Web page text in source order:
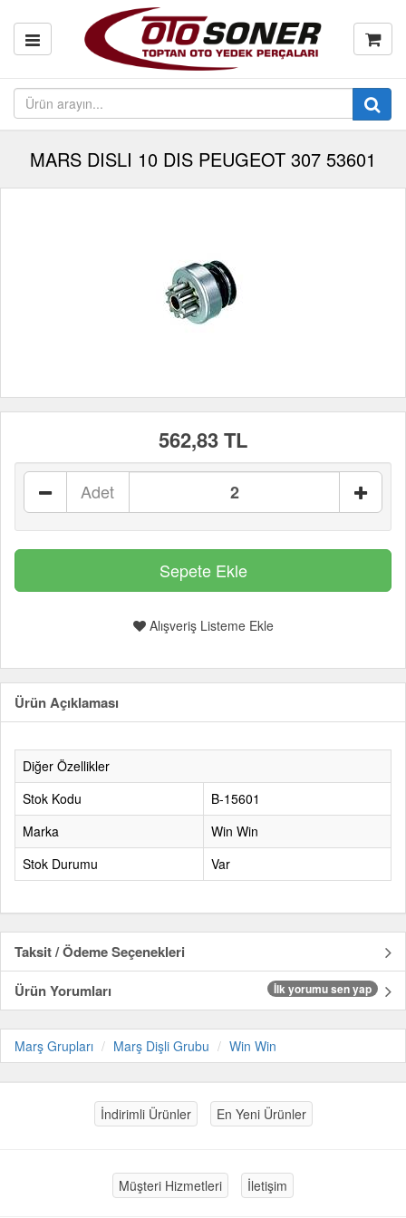
MARS DISLI 10 DIS PEUGEOT 307 53601
562,83 TL
Adet
Alışveriş Listeme Ekle
Ürün Açıklaması
Diğer Özellikler
Stok Kodu
B-15601
Marka
Win Win
Stok Durumu
Var
Taksit / Ödeme Seçenekleri
Ürün Yorumları
İlk yorumu sen yap
Marş Grupları Marş Dişli Grubu Win Win
İndirimli Ürünler En Yeni Ürünler
Müşteri Hizmetleri İletişim